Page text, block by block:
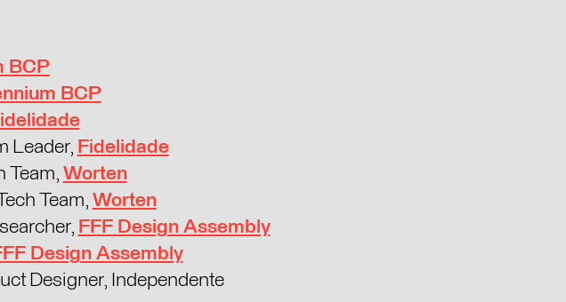
BCP
BCP
Leader, Fidelidade
Team, Worten
Team, Worten
FFF Design Assembly
Design Assembly
Designer, Independente